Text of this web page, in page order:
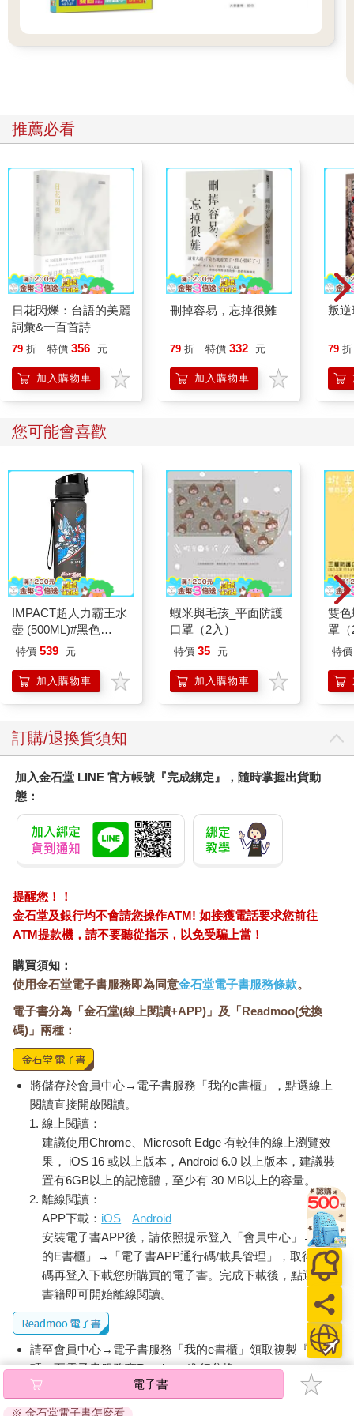
推薦必看
日花閃爍：台語的美麗
詞彙&一百首詩
79 折 特價 356 元
加入購物車
刪掉容易，忘掉很難
79 折 特價 332 元
加入購物車
叛逆
79 折
您可能會喜歡
IMPACT超人力霸王水
壺 (500ML)#黑色
IMUTB01BK
特價 539 元
加入購物車
蝦米與毛孩_平面防護
口罩（2入）
特價 35 元
加入購物車
雙
罩（
特價
訂購/退換貨須知
加入金石堂 LINE 官方帳號『完成綁定』，隨時掌握出貨動
態：
提醒您！！
金石堂及銀行均不會請您操作ATM! 如接獲電話要求您前往
ATM提款機，請不要聽從指示，以免受騙上當！
購買須知：
使用金石堂電子書服務即為同意金石堂電子書服務條款。
電子書分為「金石堂(線上閱讀+APP)」及「Readmoo(兌換
碼)」兩種：
將儲存於會員中心→電子書服務「我的e書櫃」，點選線上
閱讀直接開啟閱讀。
線上閱讀：
建議使用Chrome、Microsoft Edge 有較佳的線上瀏覽效
果， iOS 16 或以上版本，Android 6.0 以上版本，建議裝
置有6GB以上的記憶體，至少有 30 MB以上的容量。
離線閱讀：
APP下載： iOS
Android
安裝電子書APP後，請依照提示登入「會員中心」→「我
的E書櫃」→「電子書APP通行碼/載具管理」，取得通行
碼再登入下載您所購買的電子書。完成下載後，點選任一
書籍即可開始離線閱讀。
請至會員中心→電子書服務「我的e書櫃」領取複製『兌換
碼』至電子書服務商Readmoo進行兌換。
退換貨須知：
電子書
※ 金石堂電子書怎麼看